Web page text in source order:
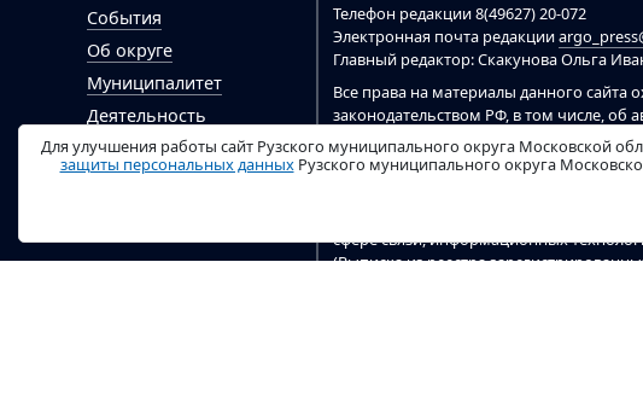
События
Об округе
Муниципалитет
Деятельность
Гражданам
Документы
Телефон редакции 8(49627) 20-072
Электронная почта редакции
Главный редактор: Скакунова Ольга
Все права на материалы данного сайта
законодательством РФ, в том числе, об
При цитировании материалов
цитировании электронными ресурсами
зарегистрирован
сфере связи, информационных
(Выписка из реестра
Для улучшения работы сайт Рузского муниципального округа Московской
защиты персональных данныхРузского муниципального округа